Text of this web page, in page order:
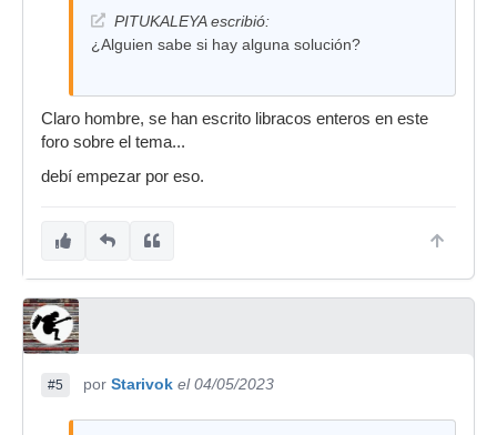
PITUKALEYA escribió:
¿Alguien sabe si hay alguna solución?
Claro hombre, se han escrito libracos enteros en este
foro sobre el tema...
debí empezar por eso.
#5 por Starivok el 04/05/2023